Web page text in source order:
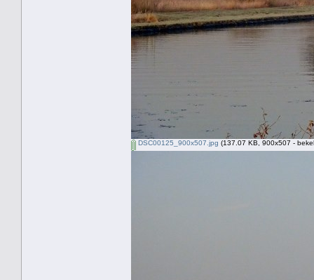
DSC00125_900x507.jpg (137.07 KB, 900x507 -